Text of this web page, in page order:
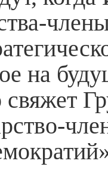
на
свяжет